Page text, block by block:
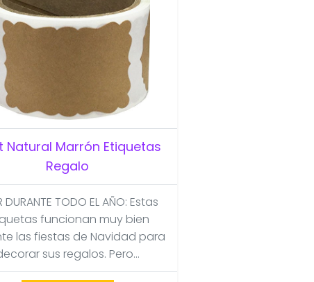
Natural Marrón Etiquetas
Regalo
DURANTE TODO EL AÑO: Estas
funcionan muy bien
las fiestas de Navidad para
sus regalos. Pero...